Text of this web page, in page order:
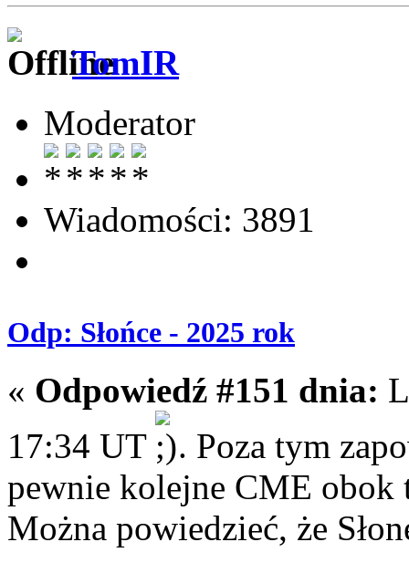
TomIR
Moderator
Wiadomości: 3891
Odp: Słońce - 2025 rok
« Odpowiedź #151 dnia:
17:34 UT
. Poza tym
pewnie kolejne CME obok
Można powiedzieć, że